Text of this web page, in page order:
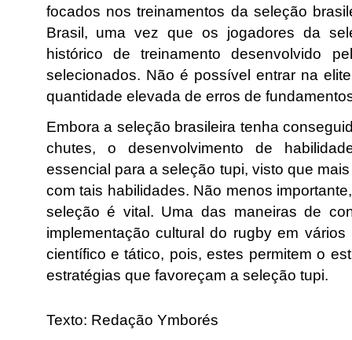
focados nos treinamentos da seleção
Brasil, uma vez que os jogadores da
histórico de treinamento desenvolvido
selecionados. Não é possível entrar na
quantidade elevada de erros de
Embora a seleção brasileira tenha
chutes, o desenvolvimento de
essencial para a seleção tupi, visto que
com tais habilidades. Não menos
seleção é vital. Uma das maneiras de
implementação cultural do rugby em
científico e tático, pois, estes permitem o
estratégias que favoreçam a seleção tupi.
Texto: Redação Ymborés